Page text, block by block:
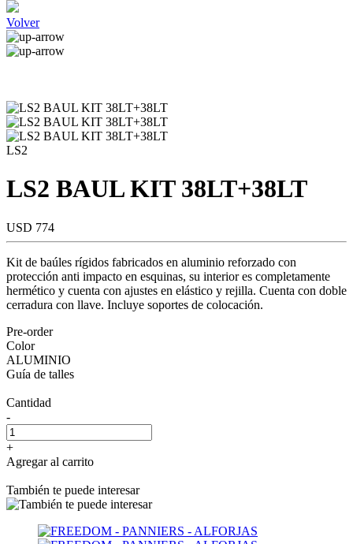
Volver
LS2
LS2 BAUL KIT 38LT+38LT
USD 774
Kit de baúles rígidos fabricados en aluminio reforzado con
protección anti impacto en esquinas, su interior es completamente
hermético y cuenta con ajustes en elástico y rejilla. Cuenta con doble
cerradura con llave. Incluye soportes de colocación.
Pre-order
Color
ALUMINIO
Guía de talles
Cantidad
-
+
Agregar al carrito
También te puede interesar